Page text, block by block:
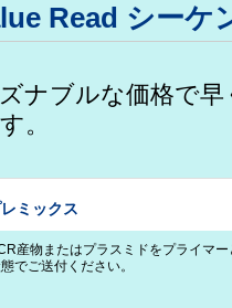
Read シーケ
ナブルな価格で
。
ミックス
産物またはプラスミドをプライマー
でご送付ください。